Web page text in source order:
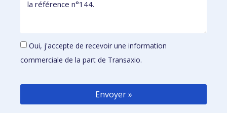
Oui, j'accepte de recevoir une information
commerciale de la part de Transaxio.
Envoyer »